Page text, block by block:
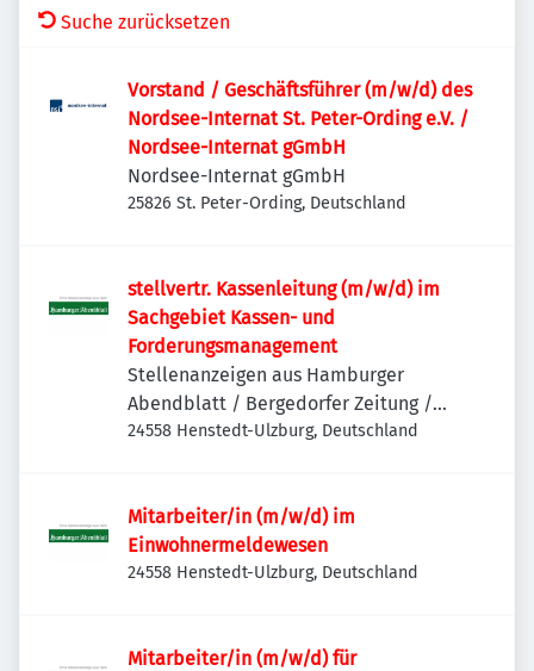
Suche zurücksetzen
Vorstand / Geschäftsführer (m/w/d) des
Nordsee-Internat St. Peter-Ording e.V. /
Nordsee-Internat gGmbH
Nordsee-Internat gGmbH
25826 St. Peter-Ording, Deutschland
stellvertr. Kassenleitung (m/w/d) im
Sachgebiet Kassen- und
Forderungsmanagement
Stellenanzeigen aus Hamburger
Abendblatt / Bergedorfer Zeitung /
Hamburger Wochenblatt / Niendorfer
24558 Henstedt-Ulzburg, Deutschland
Mitarbeiter/in (m/w/d) im
Einwohnermeldewesen
24558 Henstedt-Ulzburg, Deutschland
Mitarbeiter/in (m/w/d) für